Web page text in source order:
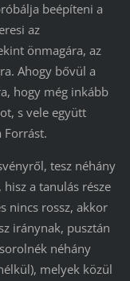
beépíteni a
az
önmagára, az
Ahogy bővül a
hogy még inkább
s vele együtt
Forrást.
tesz néhány
a tanulás része
nincs rossz, akkor
iránynak, pusztán
néhány
melyek közül